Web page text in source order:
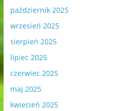
październik 2025
wrzesień 2025
sierpień 2025
lipiec 2025
czerwiec 2025
maj 2025
kwiecień 2025